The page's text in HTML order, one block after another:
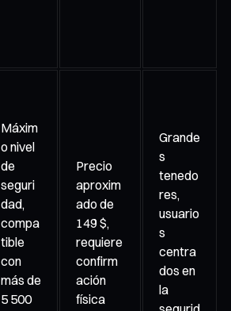
Máxim
o nivel
de
seguri
dad,
compa
tible
con
más de
5 500
Precio
aproxim
ado de
149 $,
requiere
confirm
ación
física
Grande
s
tenedo
res,
usuario
s
centra
dos en
la